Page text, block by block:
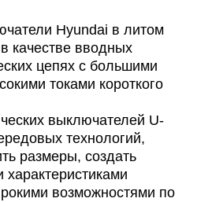
Hyundai в литом
качестве вводных
цепях с большими
токами короткого
выключателей U-
технологий,
размеры, создать
возможностями по